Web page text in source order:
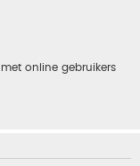
online gebruikers